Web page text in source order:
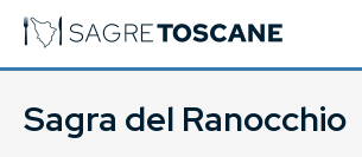
Sagra del Ranocchio